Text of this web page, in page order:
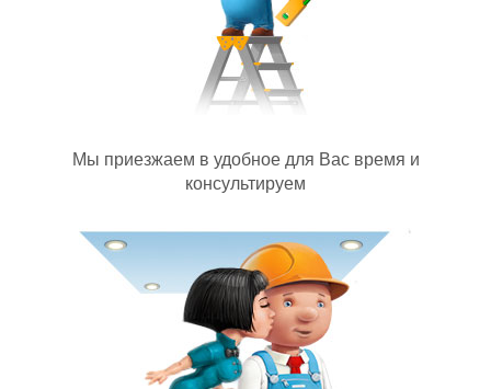
Мы приезжаем в удобное для Вас время и
консультируем